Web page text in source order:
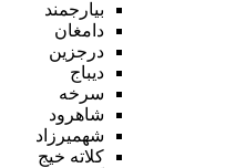
بیارجمند
دامغان
درجزین
دیباج
سرخه
شاهرود
شهمیرزاد
کلاته خیج